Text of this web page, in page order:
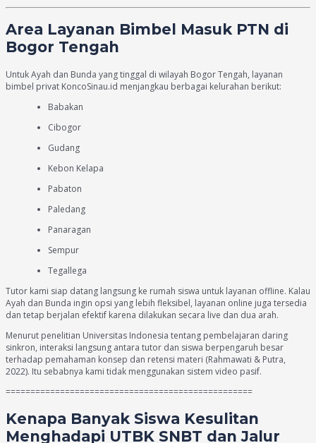
Area Layanan Bimbel Masuk PTN di
Bogor Tengah
Untuk Ayah dan Bunda yang tinggal di wilayah Bogor Tengah, layanan
bimbel privat KoncoSinau.id menjangkau berbagai kelurahan berikut:
Babakan
Cibogor
Gudang
Kebon Kelapa
Pabaton
Paledang
Panaragan
Sempur
Tegallega
Tutor kami siap datang langsung ke rumah siswa untuk layanan offline. Kalau
Ayah dan Bunda ingin opsi yang lebih fleksibel, layanan online juga tersedia
dan tetap berjalan efektif karena dilakukan secara live dan dua arah.
Menurut penelitian Universitas Indonesia tentang pembelajaran daring
sinkron, interaksi langsung antara tutor dan siswa berpengaruh besar
terhadap pemahaman konsep dan retensi materi (Rahmawati & Putra,
2022). Itu sebabnya kami tidak menggunakan sistem video pasif.
==================================================
Kenapa Banyak Siswa Kesulitan
Menghadapi UTBK SNBT dan Jalur